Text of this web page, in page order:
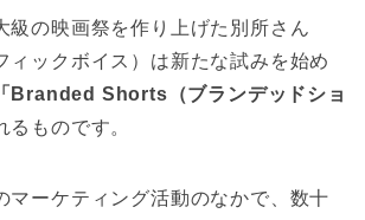
級の映画祭を作り上げた別所さん
ィックボイス）は新たな試みを始め
「Branded Shorts（ブランデッドショ
るものです。
マーケティング活動のなかで、数十